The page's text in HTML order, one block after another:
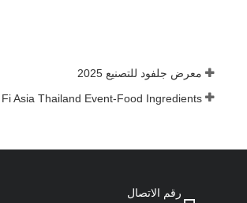
معرض جلفود للتصنيع 2025
Fi Asia Thailand Event-Food Ingredients
رقم الاتصال